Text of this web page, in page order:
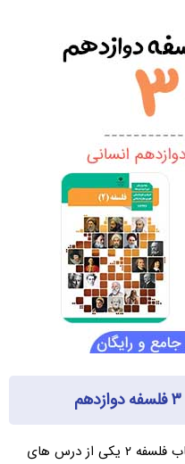
/ کتاب فلسفه ۲ یکی از درس های